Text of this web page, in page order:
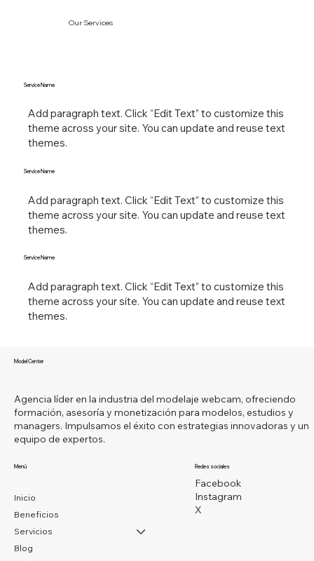
Service Name
Add paragraph text. Click “Edit Text” to customize this
theme across your site. You can update and reuse text
themes.
Service Name
Add paragraph text. Click “Edit Text” to customize this
theme across your site. You can update and reuse text
themes.
Service Name
Add paragraph text. Click “Edit Text” to customize this
theme across your site. You can update and reuse text
themes.
Our Services
Model Center
Agencia líder en la industria del modelaje webcam, ofreciendo
formación, asesoría y monetización para modelos, estudios y
managers. Impulsamos el éxito con estrategias innovadoras y un
equipo de expertos.
Menú
Inicio
Beneficios
Servicios
Blog
Redes sociales
Facebook
Instagram
X